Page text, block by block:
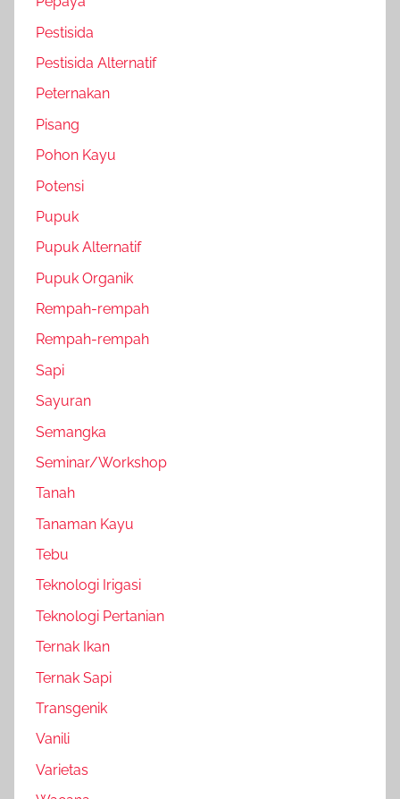
Pestisida
Pestisida Alternatif
Peternakan
Pisang
Pohon Kayu
Potensi
Pupuk
Pupuk Alternatif
Pupuk Organik
Rempah-rempah
Rempah-rempah
Sapi
Sayuran
Semangka
Seminar/Workshop
Tanah
Tanaman Kayu
Tebu
Teknologi Irigasi
Teknologi Pertanian
Ternak Ikan
Ternak Sapi
Transgenik
Vanili
Varietas